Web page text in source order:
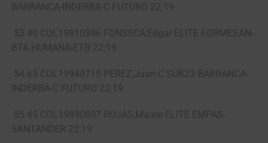
BARRANCA-INDERBA-C FUTURO 22:19
53 40 COL19810306 FONSECA,Edgar ELITE FORMESAN-
BTA HUMANA-ETB 22:19
54 65 COL19940715 PEREZ,Juan C SUB23 BARRANCA-
INDERBA-C FUTURO 22:19
55 45 COL19890807 ROJAS,Mauro ELITE EMPAS-
SANTANDER 22:19